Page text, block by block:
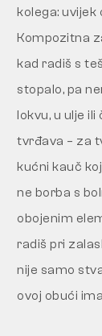
kolega:
Kompozitna
kad radiš s
stopalo, pa
lokvu, u ulje
tvrđava – za
kućni kauč
ne borba s
obojenim
radiš pri
nije samo
ovoj obući